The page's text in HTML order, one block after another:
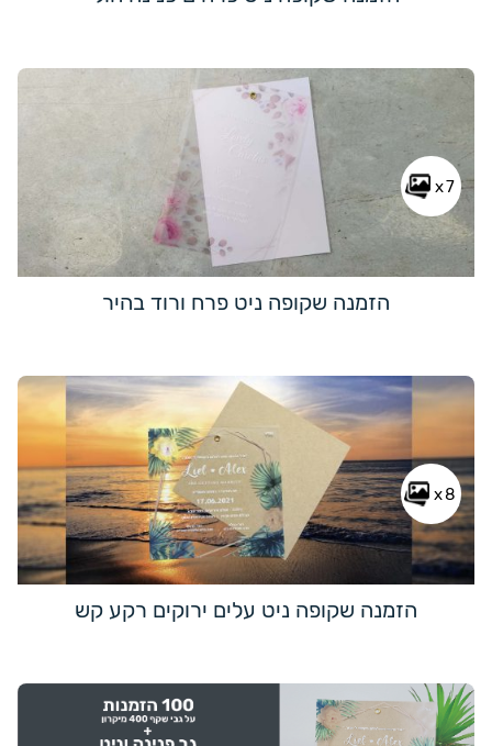
x7
הזמנה שקופה ניט פרח ורוד בהיר
x8
הזמנה שקופה ניט עלים ירוקים רקע קש